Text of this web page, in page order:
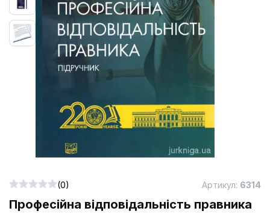
Професійна відповідальність правника
(0) Артикул: 6314